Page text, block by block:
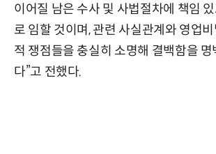
이어질 남은 수사 및 사법절차에 책임
로 임할 것이며, 관련 사실관계와 영업
적 쟁점들을 충실히 소명해 결백함을 명
다”고 전했다.